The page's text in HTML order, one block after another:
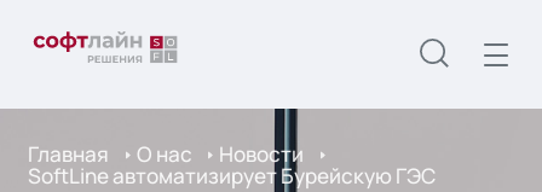
Главная О нас Новости
SoftLine автоматизирует Бурейскую ГЭС